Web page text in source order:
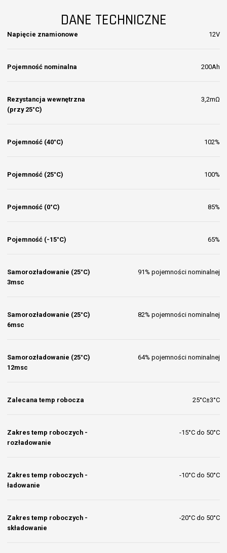
DANE TECHNICZNE
Napięcie znamionowe 12V
Pojemność nominalna 200Ah
Rezystancja wewnętrzna
(przy 25°C)
3,2mΩ
Pojemność (40°C) 102%
Pojemność (25°C) 100%
Pojemność (0°C) 85%
Pojemność (-15°C) 65%
Samorozładowanie (25°C)
3msc
91% pojemności nominalnej
Samorozładowanie (25°C)
6msc
82% pojemności nominalnej
Samorozładowanie (25°C)
12msc
64% pojemności nominalnej
Zalecana temp robocza 25°C±3°C
Zakres temp roboczych -
rozładowanie
-15°C do 50°C
Zakres temp roboczych -
ładowanie
-10°C do 50°C
Zakres temp roboczych -
składowanie
-20°C do 50°C